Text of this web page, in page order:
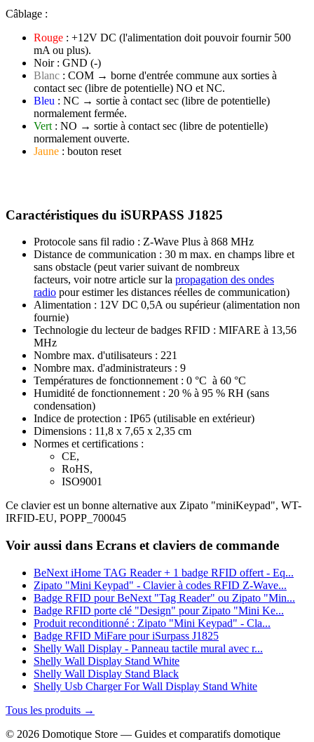
Câblage :
Rouge : +12V DC (l'alimentation doit pouvoir fournir 500
mA ou plus).
Noir: GND (-)
Blanc : COM → borne d'entrée commune aux sorties à
contact sec (libre de potentielle) NO et NC.
Bleu : NC → sortie à contact sec (libre de potentielle)
normalement fermée.
Vert : NO → sortie à contact sec (libre de potentielle)
normalement ouverte.
Jaune : bouton reset
Caractéristiques du iSURPASS J1825
Protocole sans fil radio : Z-Wave Plus à 868 MHz
Distance de communication : 30 m max. en champs libre et
sans obstacle (peut varier suivant de nombreux
facteurs, voir notre article sur la propagation des ondes
radio pour estimer les distances réelles de communication)
Alimentation : 12V DC 0,5A ou supérieur (alimentation non
fournie)
Technologie du lecteur de badges RFID : MIFARE à 13,56
MHz
Nombre max. d'utilisateurs : 221
Nombre max. d'administrateurs : 9
Températures de fonctionnement : 0 °C à 60 °C
Humidité de fonctionnement : 20 % à 95 % RH (sans
condensation)
Indice de protection : IP65 (utilisable en extérieur)
Dimensions : 11,8 x 7,65 x 2,35 cm
Normes et certifications :
CE,
RoHS,
ISO9001
Ce clavier est un bonne alternative aux Zipato "miniKeypad", WT-
IRFID-EU, POPP_700045
Voir aussi dans Ecrans et claviers de commande
BeNext iHome TAG Reader + 1 badge RFID offert - Eq...
Zipato "Mini Keypad" - Clavier à codes RFID Z-Wave...
Badge RFID pour BeNext "Tag Reader" ou Zipato "Min...
Badge RFID porte clé "Design" pour Zipato "Mini Ke...
Produit reconditionné : Zipato "Mini Keypad" - Cla...
Badge RFID MiFare pour iSurpass J1825
Shelly Wall Display - Panneau tactile mural avec r...
Shelly Wall Display Stand White
Shelly Wall Display Stand Black
Shelly Usb Charger For Wall Display Stand White
Tous les produits →
© 2026 Domotique Store — Guides et comparatifs domotique